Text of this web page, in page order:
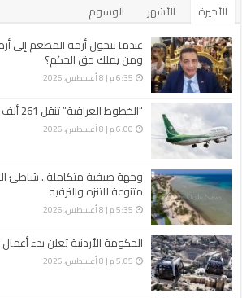
الأخيرة الأشهر
الوسوم
عندما تتحول أزمة المطعم إلى
ومن يملك حق الحكم؟
6:35 م | 8 أغسطس، 2026
“الخطوط العراقية” تنقل 261 ألف مسافر في يوليو الماضي
6:00 م | 8 أغسطس، 2026
وجهة صيفية متكاملة.. شاطئ
متنوعة للتنزه والترفيه
5:35 م | 8 أغسطس، 2026
الحكومة الأردنية تعلن بدء
5:05 م | 8 أغسطس، 2026